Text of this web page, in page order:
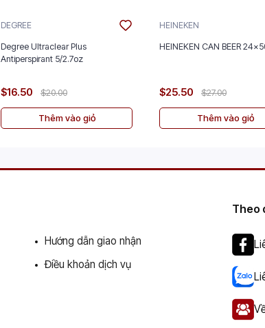
DEGREE
Degree Ultraclear Plus
Antiperspirant 5/2.7oz
$16.50 $20.00
Thêm vào giỏ
HEINEKEN
HEINEKEN CAN BEER
$25.50 $27.00
Thêm vào giỏ
Hướng dẫn giao nhận
Điều khoản dịch vụ
Theo